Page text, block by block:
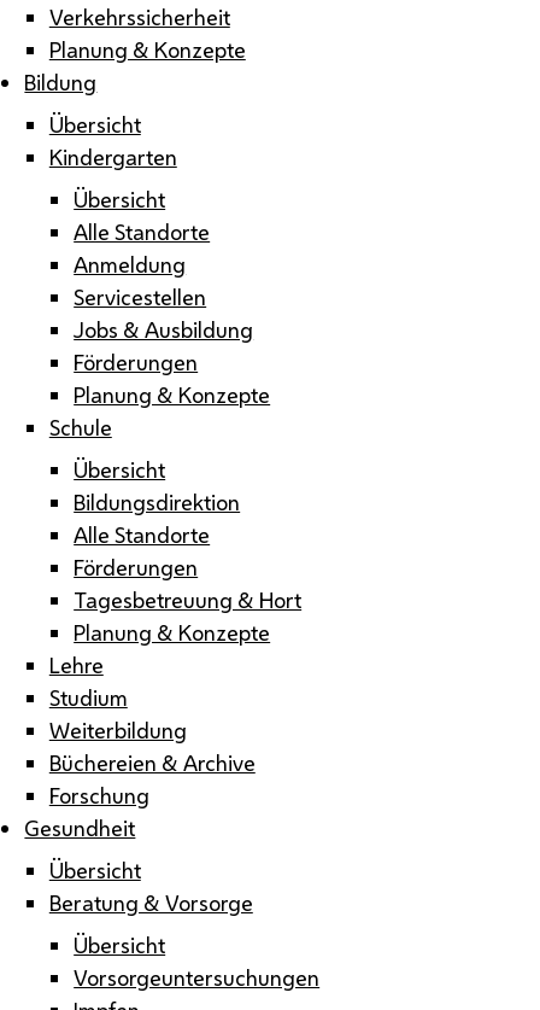
Verkehrssicherheit
Planung & Konzepte
Bildung
Übersicht
Kindergarten
Übersicht
Alle Standorte
Anmeldung
Servicestellen
Jobs & Ausbildung
Förderungen
Planung & Konzepte
Schule
Übersicht
Bildungsdirektion
Alle Standorte
Förderungen
Tagesbetreuung & Hort
Planung & Konzepte
Lehre
Studium
Weiterbildung
Büchereien & Archive
Forschung
Gesundheit
Übersicht
Beratung & Vorsorge
Übersicht
Vorsorgeuntersuchungen